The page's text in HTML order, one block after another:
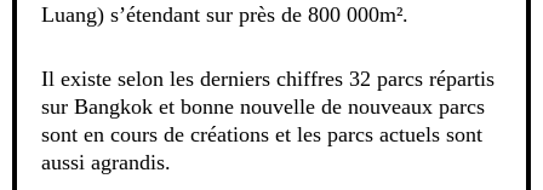
Luang) s’étendant sur près de 800 000m².
Il existe selon les derniers chiffres 32 parcs répartis
sur Bangkok et bonne nouvelle de nouveaux parcs
sont en cours de créations et les parcs actuels sont
aussi agrandis.